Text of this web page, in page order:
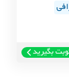
بگیرید